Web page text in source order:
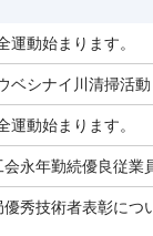
運動始まります。
ベシナイ川清掃活動
運動始まります。
永年勤続優良従業
秀技術者表彰につ